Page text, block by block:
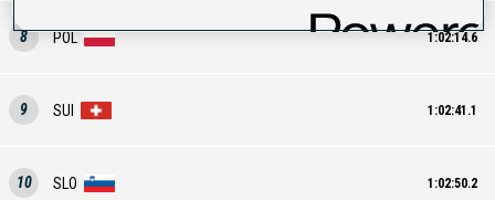
8 POL 1:02:14.6
9 SUI 1:02:41.1
10 SLO 1:02:50.2